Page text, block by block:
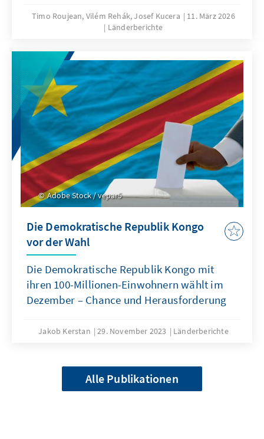
Timo Roujean, Vilém Rehák, Josef Kucera
11. März 2026
Länderberichte
Adobe Stock / vepar5
Die Demokratische Republik Kongo
vor der Wahl
Die Demokratische Republik Kongo mit
ihren 100-Millionen-Einwohnern wählt im
Dezember – Chance und Herausforderung
Jakob Kerstan 29. November 2023 Länderberichte
Alle Publikationen